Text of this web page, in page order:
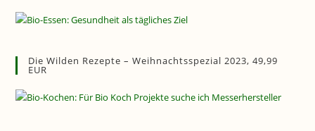
Die Wilden Rezepte – Weihnachtsspezial 2023, 49,99
EUR